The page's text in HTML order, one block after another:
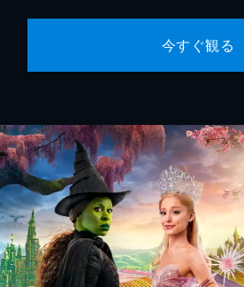
今すぐ観る